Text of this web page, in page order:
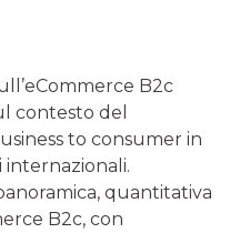
B2c
contesto del
to consumer in
internazionali.
quantitativa
B2c, con